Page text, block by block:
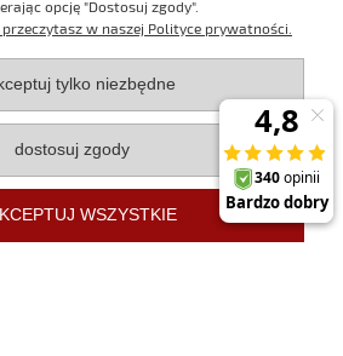
E-mail:
Infolinia:
795 020 766
opcję "Dostosuj zgody".
w naszej Polityce prywatności.
tylko niezbędne
dostosuj zgody
WSZYSTKIE